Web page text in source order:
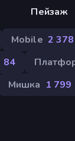
Пейзаж
Mobile 2 378
84
Мишка 1 799